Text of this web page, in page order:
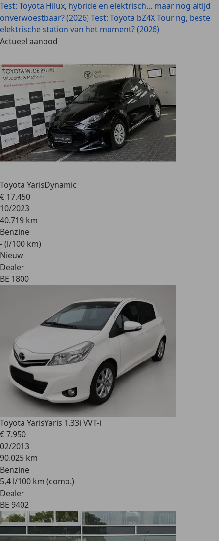
Test: Toyota Hilux, hybride en elektrisch… maar nog altijd
onverwoestbaar? (2026) Test: Toyota bZ4X Touring, beste
elektrische station van het moment? (2026)
Actueel aanbod
Toyota YarisDynamic
€ 17.450
10/2023
40.719 km
Benzine
- (l/100 km)
Nieuw
Dealer
BE 1800
Toyota YarisYaris 1.33i VVT-i
€ 7.950
02/2013
90.025 km
Benzine
5,4 l/100 km (comb.)
Dealer
BE 9402